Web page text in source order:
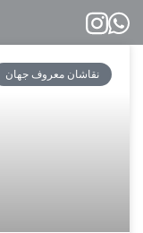
نقاشان معروف جهان